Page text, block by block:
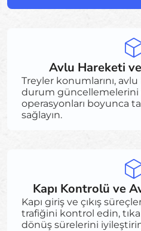
Avlu Hareketi
Treyler konumlarını,
durum güncellemelerini
operasyonları boyunca
sağlayın.
Kapı Kontrolü ve
Kapı giriş ve çıkış
trafiğini kontrol edin,
dönüş sürelerini